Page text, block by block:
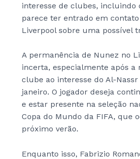
interesse de clubes, incluindo
parece ter entrado em
Liverpool sobre uma possível
A permanência de Nunez no
incerta, especialmente após a
clube ao interesse do Al-
janeiro. O jogador deseja
e estar presente na seleção
Copa do Mundo da FIFA, que
próximo verão.
Enquanto isso, Fabrizio